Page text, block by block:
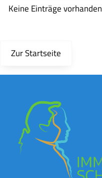
Keine Einträge vorhanden
Zur Startseite